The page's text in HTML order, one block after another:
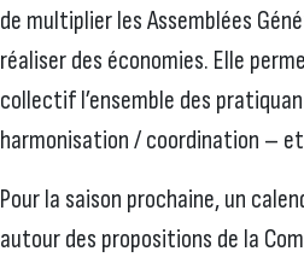
de multiplier les Assemblées
réaliser des économies. Elle
collectif l’ensemble des
harmonisation / coordination –
Pour la saison prochaine, un
autour des propositions de la